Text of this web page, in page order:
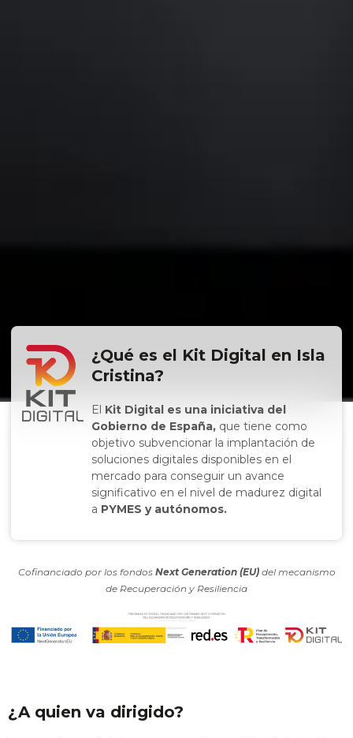
¿Qué es el Kit Digital en Isla
Cristina?
El Kit Digital es una iniciativa del
Gobierno de España, que tiene como
objetivo subvencionar la implantación de
soluciones digitales disponibles en el
mercado para conseguir un avance
significativo en el nivel de madurez digital
a PYMES y autónomos.
Cofinanciado por los fondos Next Generation (EU)del mecanismo
de Recuperación y Resiliencia
¿A quien va dirigido?